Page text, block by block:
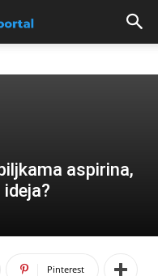
aspirina,
Pinterest